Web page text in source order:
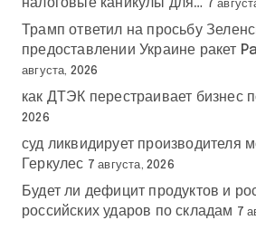
7
Трамп ответил на просьбу
предоставлении Украине ракет
августа, 2026
как ДТЭК перестраивает бизнес
2026
суд ликвидирует производителя
Геркулес 7 августа, 2026
Будет ли дефицит продуктов и
российских ударов по складам 7